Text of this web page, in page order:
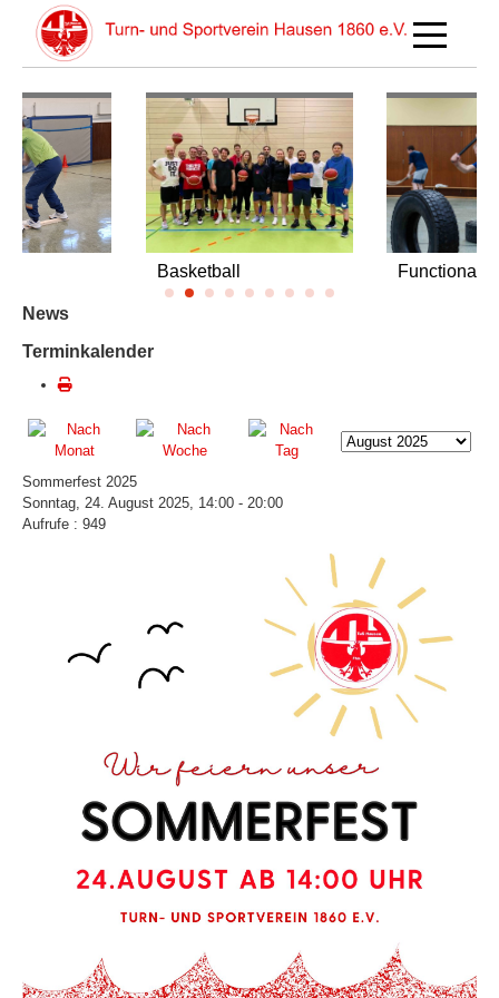
Off-
Basketball Functional-
News
Terminkalender
Sommerfest 2025
Sonntag, 24. August 2025, 14:00 - 20:00
Aufrufe : 949